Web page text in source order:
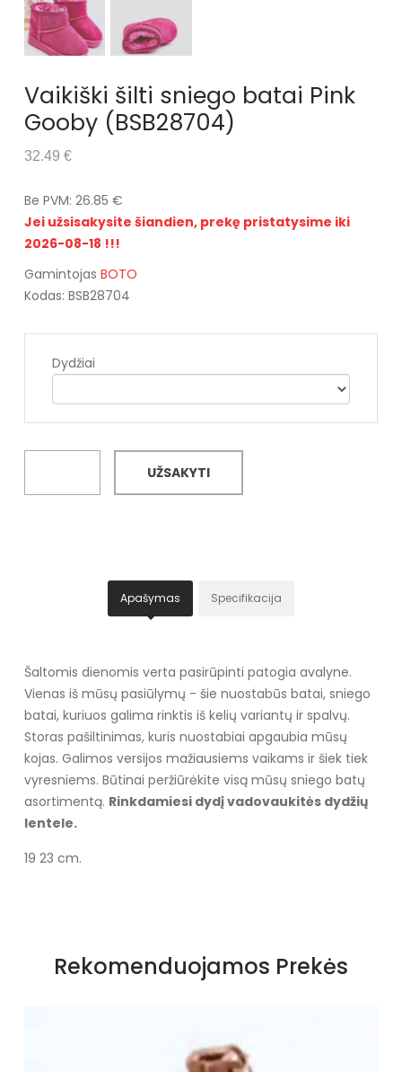
Vaikiški šilti sniego batai Pink
Gooby (BSB28704)
32.49 €
Be PVM: 26.85 €
Jei užsisakysite šiandien, prekę pristatysime iki
2026-08-18 !!!
Gamintojas BOTO
Kodas: BSB28704
Dydžiai
UŽSAKYTI
Apašymas Specifikacija
Šaltomis dienomis verta pasirūpinti patogia avalyne.
Vienas iš mūsų pasiūlymų - šie nuostabūs batai, sniego
batai, kuriuos galima rinktis iš kelių variantų ir spalvų.
Storas pašiltinimas, kuris nuostabiai apgaubia mūsų
kojas. Galimos versijos mažiausiems vaikams ir šiek tiek
vyresniems. Būtinai peržiūrėkite visą mūsų sniego batų
asortimentą. Rinkdamiesi dydį vadovaukitės dydžių
lentele.
19 23 cm.
Įsispiriami
Šiltas su ekologišku kailiuku
Rekomenduojamos Prekės